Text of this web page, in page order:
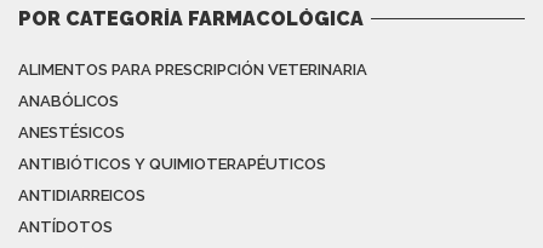
POR CATEGORÍA FARMACOLÓGICA
ALIMENTOS PARA PRESCRIPCIÓN VETERINARIA
ANABÓLICOS
ANESTÉSICOS
ANTIBIÓTICOS Y QUIMIOTERAPÉUTICOS
ANTIDIARREICOS
ANTÍDOTOS